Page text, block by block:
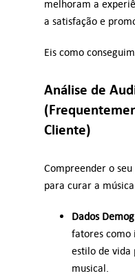
melhoram a
a satisfação e
Eis como
Análise de
Cliente)
Compreender o
para curar a
Dados
fatores como
estilo de vida
musical.